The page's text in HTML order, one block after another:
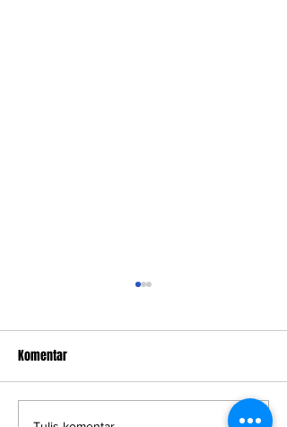
Komentar